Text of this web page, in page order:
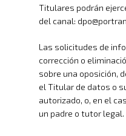
Titulares podrán
del canal:
Las solicitudes de
corrección o
sobre una oposición,
el Titular de datos o
autorizado, o, en el
un padre o tutor legal.